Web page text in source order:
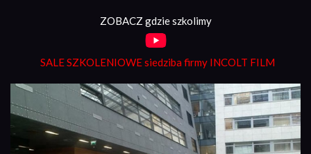
ZOBACZ gdzie szkolimy
SALE SZKOLENIOWE siedziba firmy INCOLT FILM